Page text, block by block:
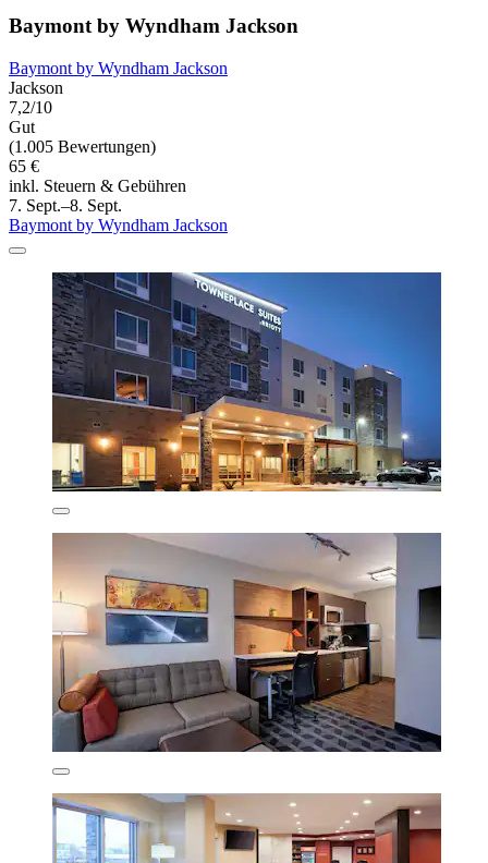
Baymont by Wyndham Jackson
Baymont by Wyndham Jackson
Jackson
7,2/10
Gut
(1.005 Bewertungen)
65 €
inkl. Steuern & Gebühren
7. Sept.–8. Sept.
Baymont by Wyndham Jackson